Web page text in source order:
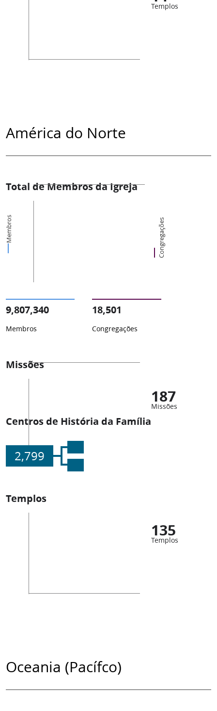
Templos
América do Norte
Total de Membros da Igreja
Membros Congregações
9,807,340
Membros
18,501
Congregações
Missões
187
Missões
Centros de História da Família
2,799
Templos
135
Templos
Oceania (Pacífco)